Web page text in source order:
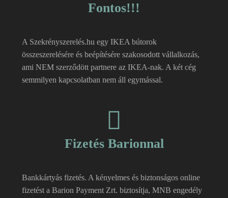
Fontos!!!
A Szekrényszerelés.hu egy IKEA bútorok
összeszerelésére és beépítésére szakosodott vállalkozás,
ami NEM szerződött partnere az IKEA-nak. A két cég
semmilyen kapcsolatban nem áll egymással.
Fizetés Barionnal
Bankkártyás fizetés. A kényelmes és biztonságos online
fizetést a Barion Payment Zrt. biztosítja, MNB engedély